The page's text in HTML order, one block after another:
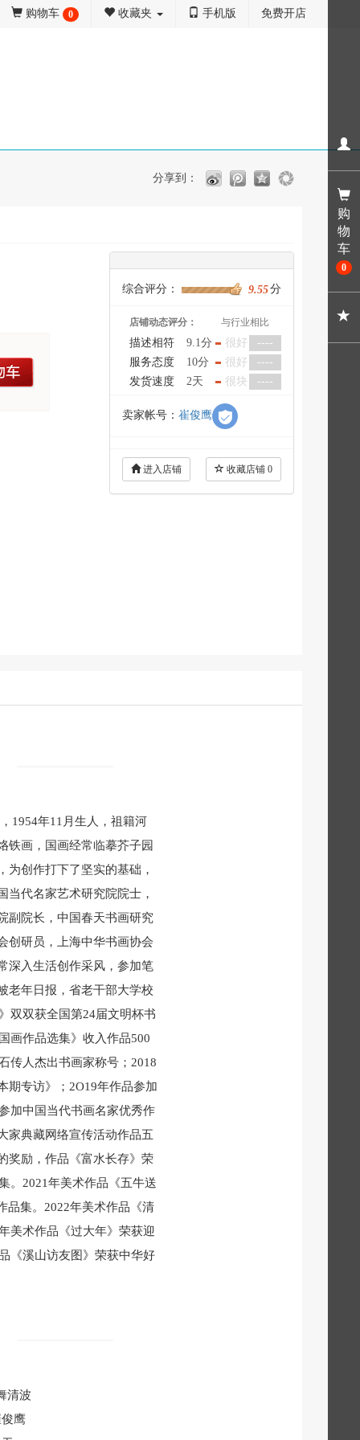
购物车 0 收藏夹 手机版 免费开店
分享到：
综合评分： 9.55分
店铺动态评分： 与行业相比
描述相符 9.1分 很好
----
服务态度
10分 很好
----
发货速度
2天 很块 ----
卖家帐号： 崔俊鹰
进入店铺 收藏店铺 0
1954年11月生人，祖籍河
铁画，国画经常临摹芥子园
为创作打下了坚实的基础，
当代名家艺术研究院院士，
副院长，中国春天书画研究
创研员，上海中华书画协会
深入生活创作采风，参加笔
老年日报，省老干部大学校
双双获全国第24届文明杯书
画作品选集》收入作品500
传人杰出书画家称号；2018
期专访》；2O19年作品参加
加中国当代书画名家优秀作
家典藏网络宣传活动作品五
奖励，作品《富水长存》荣
。2021年美术作品《五牛送
品集。2022年美术作品《清
美术作品《过大年》荣获迎
《溪山访友图》荣获中华好
清波
鹰
购
物
车
0